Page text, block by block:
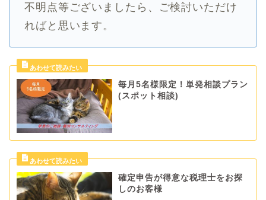
不明点等ございましたら、ご検討いただけ
ればと思います。
毎月5名様限定！単発相談プラン
(スポット相談)
確定申告が得意な税理士をお探
しのお客様